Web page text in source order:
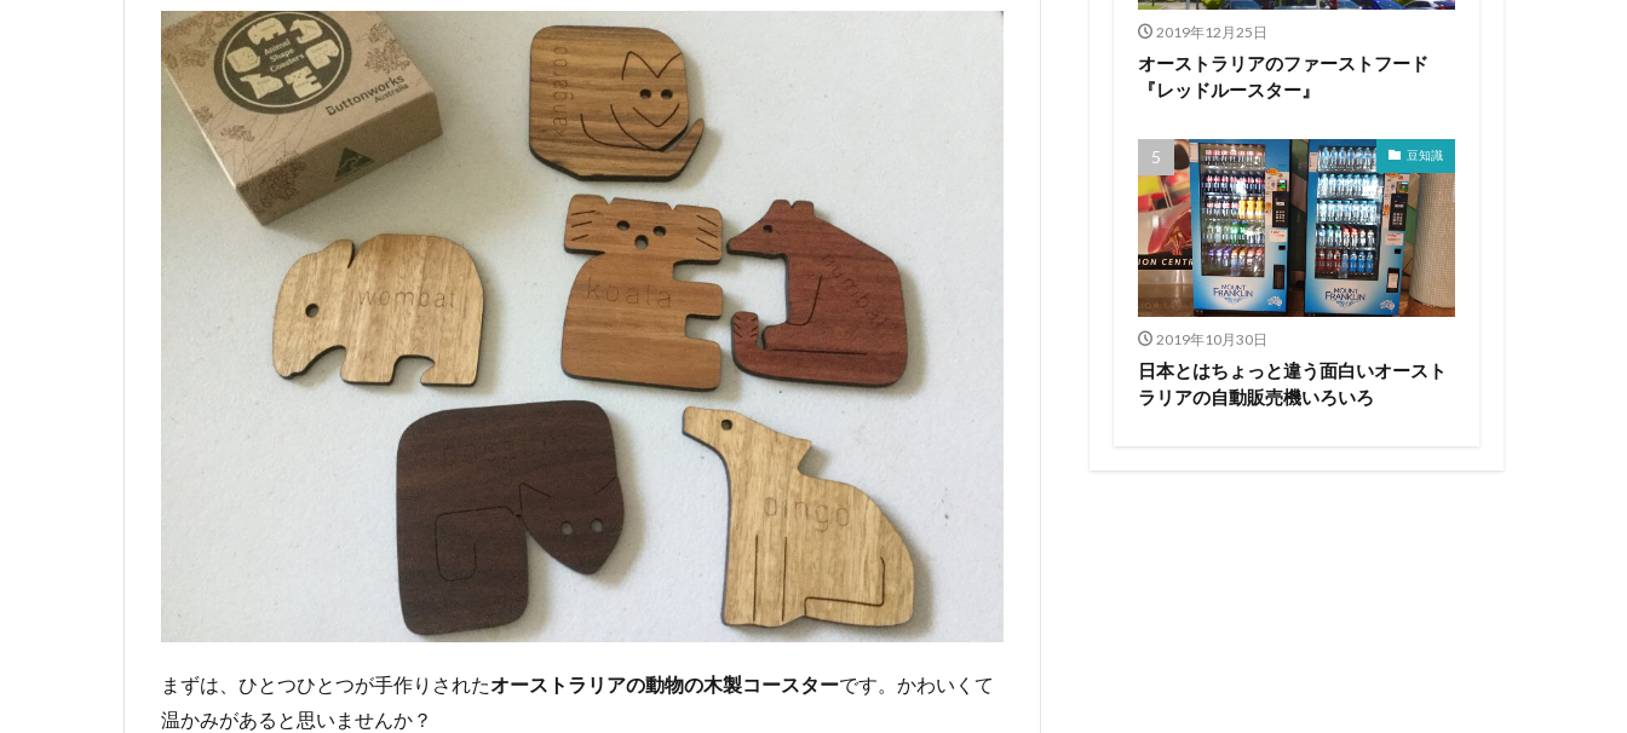
ス
キ
ュ
ー
ブ
3
ハエ
たた
ハン
ガー
など
4
ペ
ハ
ウ
まずは、ひとつひとつが手作りされたオーストラリアの動物の木製コースターです。かわいくて
温かみがあると思いませんか？
2019年12月25日
オーストラリアのファーストフード
『レッドルースター』
豆知識
2019年10月30日
日本とはちょっと違う面白いオースト
ラリアの自動販売機いろいろ